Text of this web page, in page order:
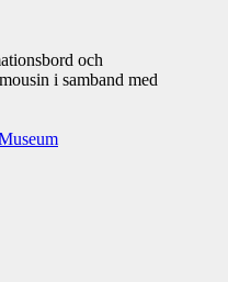
och
i samband med